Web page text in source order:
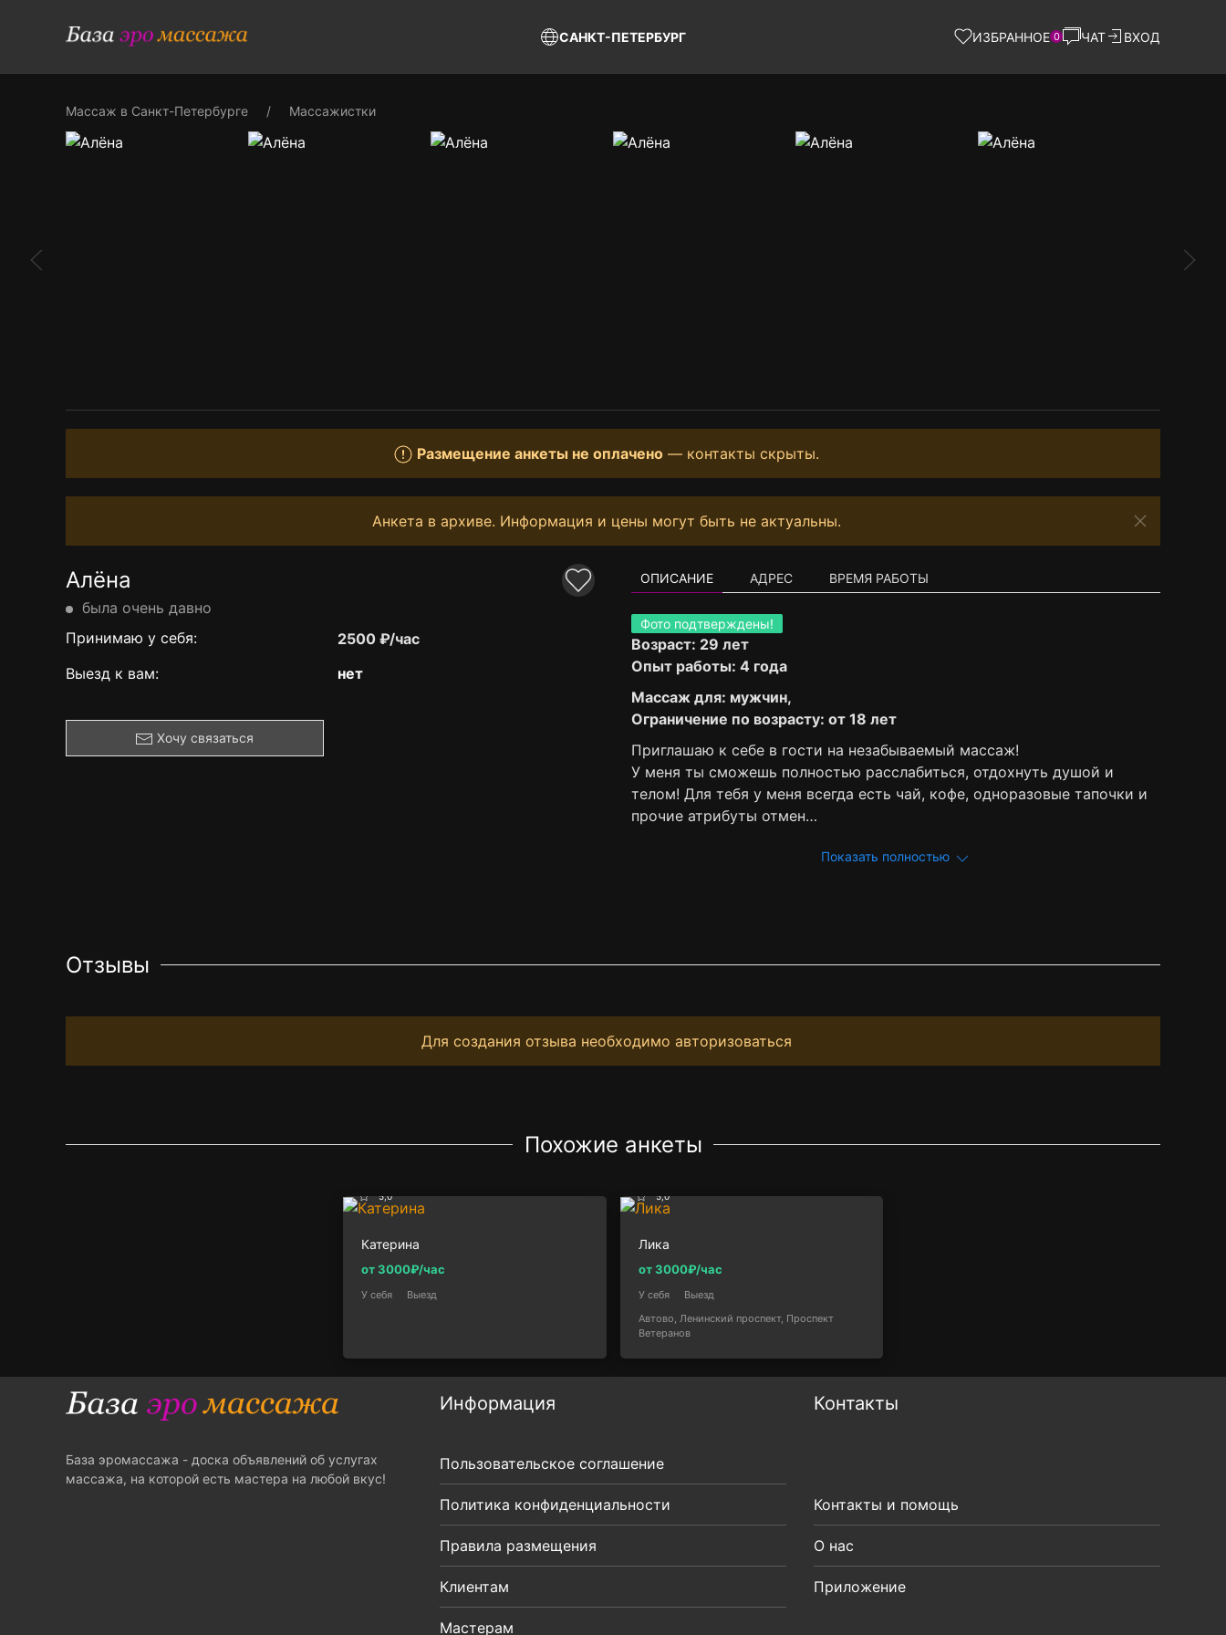
САНКТ-ПЕТЕРБУРГ ИЗБРАННОЕ 0 ЧАТ ВХОД
Массаж в Санкт-Петербурге Массажистки
Размещение анкеты не оплачено — контакты скрыты.
Анкета в архиве. Информация и цены могут быть не актуальны.
Алёна
была очень давно
Принимаю у себя:
2500 ₽/час
Выезд к вам:
нет
Хочу связаться
ОПИСАНИЕ АДРЕС ВРЕМЯ РАБОТЫ
Фото подтверждены!
Возраст: 29 лет
Опыт работы: 4 года
Массаж для: мужчин,
Ограничение по возрасту: от 18 лет
Приглашаю к себе в гости на незабываемый массаж!
У меня ты сможешь полностью расслабиться, отдохнуть душой и
телом! Для тебя у меня всегда есть чай, кофе, одноразовые тапочки и
прочие атрибуты отмен…
Показать полностью
Отзывы
Для создания отзыва необходимо авторизоваться
Похожие анкеты
5,0
Катерина
от 3000₽/час
У себя Выезд
5,0
Лика
от 3000₽/час
У себя
Выезд
Автово, Ленинский проспект, Проспект
Ветеранов
База эромассажа - доска объявлений об услугах
массажа, на которой есть мастера на любой вкус!
Информация
Пользовательское соглашение
Политика конфиденциальности
Правила размещения
Клиентам
Мастерам
Контакты
Контакты и помощь
О нас
Приложение